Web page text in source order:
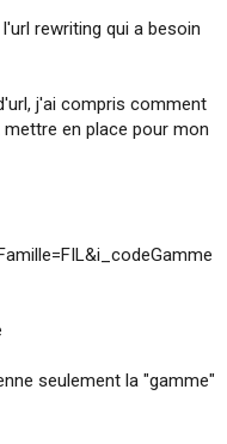
rewriting qui a besoin
j'ai compris comment
en place pour mon
seulement la "gamme"